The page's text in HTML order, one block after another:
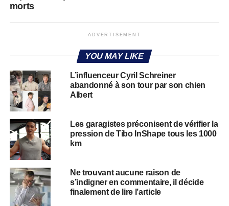
morts
ADVERTISEMENT
YOU MAY LIKE
L’influenceur Cyril Schreiner
abandonné à son tour par son chien
Albert
Les garagistes préconisent de vérifier la
pression de Tibo InShape tous les 1000
km
Ne trouvant aucune raison de
s’indigner en commentaire, il décide
finalement de lire l’article